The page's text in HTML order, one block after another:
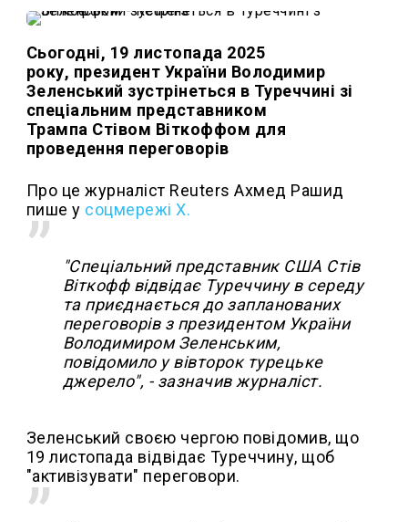
Сьогодні, 19 листопада 2025
року, президент України Володимир
Зеленський зустрінеться в Туреччині зі
спеціальним представником
Трампа Стівом Віткоффом для
проведення переговорів
Про це журналіст Reuters Ахмед Рашид
пише у соцмережі Х.
"Спеціальний представник США Стів
Віткофф відвідає Туреччину в середу
та приєднається до запланованих
переговорів з президентом України
Володимиром Зеленським,
повідомило у вівторок турецьке
джерело", - зазначив журналіст.
Зеленський своєю чергою повідомив, що
19 листопада відвідає Туреччину, щоб
"активізувати" переговори.